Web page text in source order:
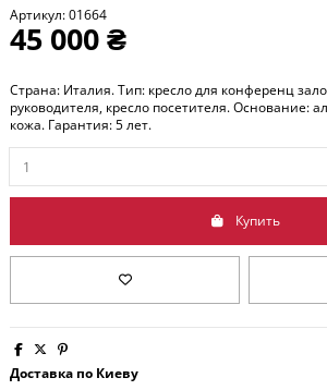
Артикул:01664
45 000 ₴
Страна: Италия. Тип: кресло для конференц
руководителя, кресло посетителя. Основание:
кожа. Гарантия: 5 лет.
Купить
Доставка по Киеву